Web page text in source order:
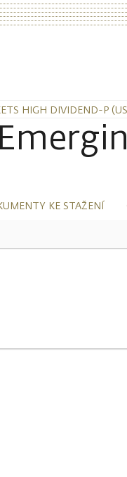
HIGH DIVIDEND-P
KE STAŽENÍ